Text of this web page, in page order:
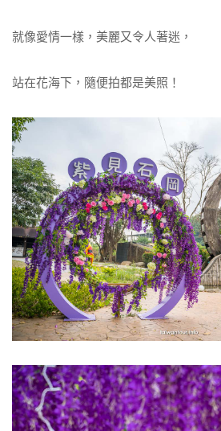
就像愛情一樣，美麗又令人著迷，
站在花海下，隨便拍都是美照！